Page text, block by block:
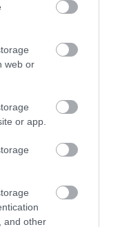
web or
or app.
and other
Βαλαβάνη: Οι
στην Εύβοια!
σε όλη την